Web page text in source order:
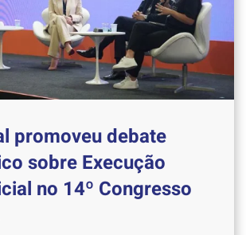
promoveu debate
sobre Execução
no 14º Congresso